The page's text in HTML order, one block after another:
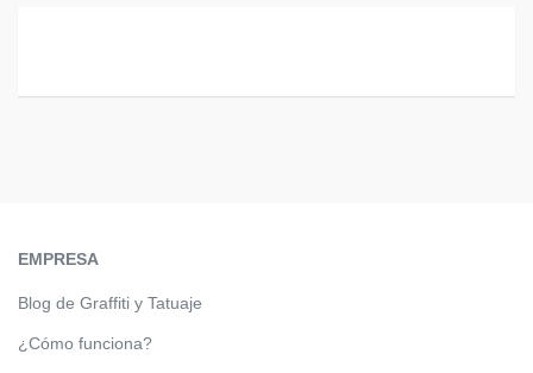
EMPRESA
Blog de Graffiti y Tatuaje
¿Cómo funciona?